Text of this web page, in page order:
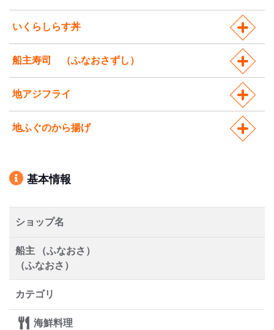
いくらしらす丼
船主寿司 （ふなおさずし）
地アジフライ
地ふぐのから揚げ
基本情報
ショップ名
船主 （ふなおさ）
（ふなおさ）
カテゴリ
海鮮料理